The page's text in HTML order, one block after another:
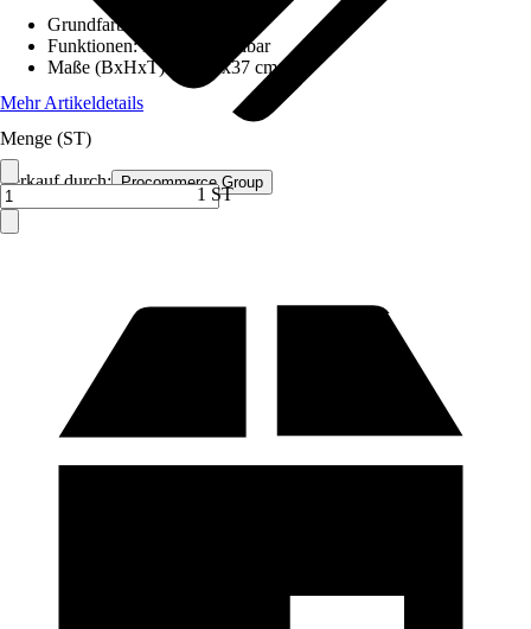
Verkauf durch: Procommerce Group
Grundfarbe
Funktionen:Höhenverstellbar
Maße (BxHxT)
57x37x37 cm
Mehr Artikeldetails
Menge (ST)
1 ST